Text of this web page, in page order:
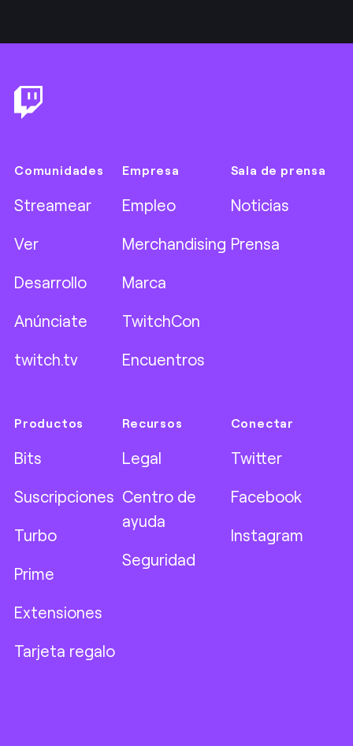
Comunidades
Streamear
Ver
Desarrollo
Anúnciate
twitch.tv
Empresa
Empleo
Merchandising
Marca
TwitchCon
Encuentros
Sala de prensa
Noticias
Prensa
Productos
Bits
Suscripciones
Turbo
Prime
Extensiones
Tarjeta regalo
Recursos
Legal
Centro de
ayuda
Seguridad
Conectar
Twitter
Facebook
Instagram